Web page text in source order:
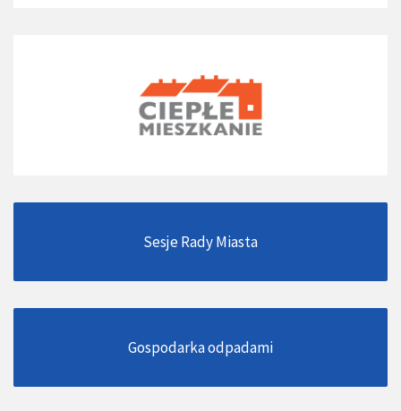
Sesje Rady Miasta
Gospodarka odpadami